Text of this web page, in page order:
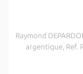
Raymond
argentique, Ref.